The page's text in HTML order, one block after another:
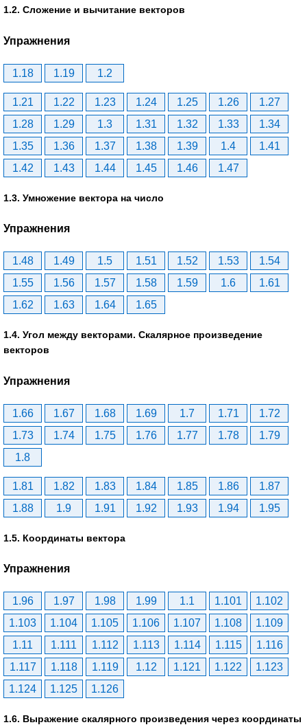
1.2. Сложение и вычитание векторов
Упражнения
1.18 1.19 1.2
1.21 1.22 1.23 1.24 1.25 1.26
1.27
1.28
1.29 1.3 1.31 1.32 1.33
1.34
1.35
1.36 1.37 1.38 1.39 1.4
1.41
1.42
1.43 1.44 1.45 1.46 1.47
1.3. Умножение вектора на число
Упражнения
1.48 1.49 1.5 1.51 1.52 1.53
1.54
1.55
1.56 1.57 1.58 1.59 1.6
1.61
1.62
1.63 1.64 1.65
1.4. Угол между векторами. Скалярное произведение
векторов
Упражнения
1.66 1.67 1.68 1.69 1.7 1.71
1.72
1.73
1.74 1.75 1.76 1.77 1.78
1.79
1.8
1.81 1.82 1.83 1.84 1.85 1.86
1.87
1.88
1.9 1.91 1.92 1.93 1.94 1.95
1.5. Координаты вектора
Упражнения
1.96 1.97 1.98 1.99 1.1 1.101
1.102
1.103
1.104 1.105 1.106 1.107 1.108
1.109
1.11
1.111 1.112 1.113 1.114 1.115
1.116
1.117
1.118 1.119 1.12 1.121 1.122
1.123
1.124
1.125 1.126
1.6. Выражение скалярного произведения через координаты